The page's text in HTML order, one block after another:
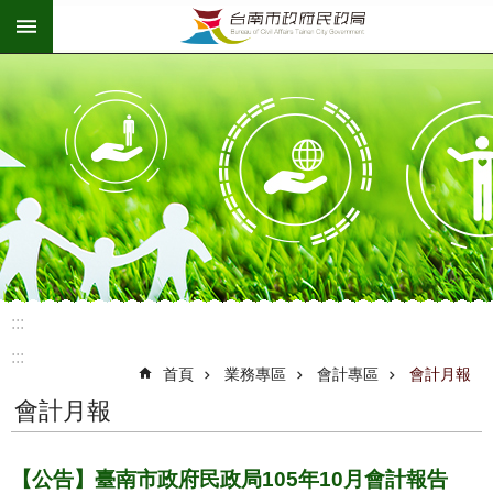
跳到主要內容區塊
:::
:::
首頁 業務專區 會計專區 會計月報
會計月報
【公告】臺南市政府民政局105年10月會計報告